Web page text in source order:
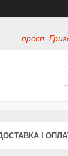
просп.
І